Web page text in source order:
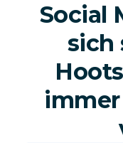
Social
sich